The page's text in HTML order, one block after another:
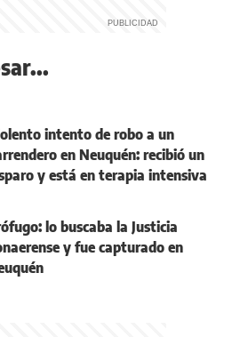
intento de robo a un
en Neuquén: recibió un
y está en terapia intensiva
lo buscaba la Justicia
y fue capturado en